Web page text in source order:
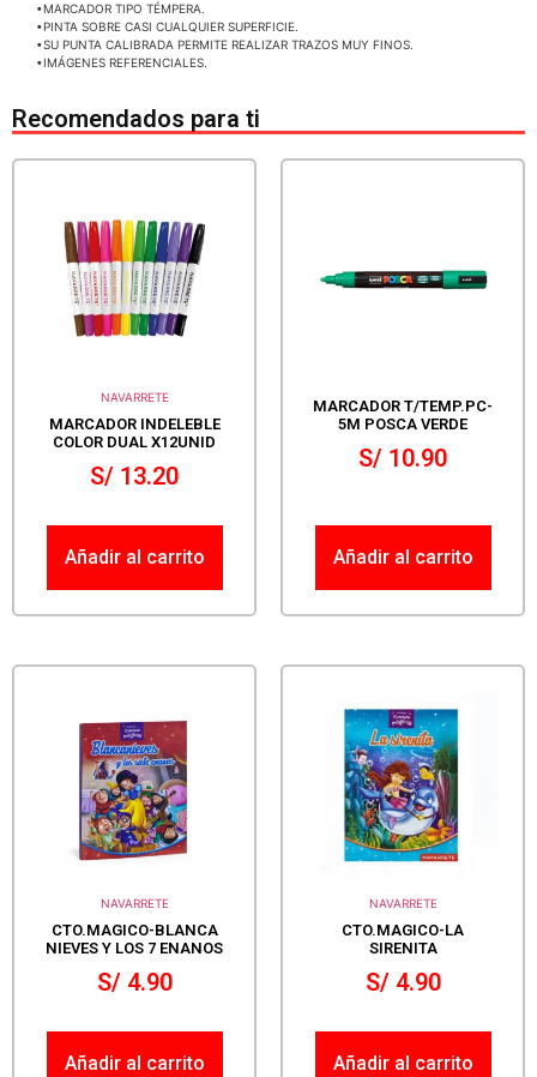
•MARCADOR TIPO TÉMPERA.
•PINTA SOBRE CASI CUALQUIER SUPERFICIE.
•SU PUNTA CALIBRADA PERMITE REALIZAR TRAZOS MUY FINOS.
•IMÁGENES REFERENCIALES.
Recomendados para ti
NAVARRETE
MARCADOR INDELEBLE
COLOR DUAL X12UNID
S/ 13.20
Añadir al carrito
MARCADOR T/TEMP.PC-
5M POSCA VERDE
S/ 10.90
Añadir al carrito
NAVARRETE
CTO.MAGICO-BLANCA
NIEVES Y LOS 7 ENANOS
S/4.90
Añadir al carrito
NAVARRETE
CTO.MAGICO-LA
SIRENITA
S/4.90
Añadir al carrito